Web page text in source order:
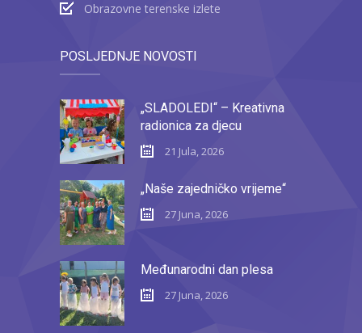
Obrazovne terenske izlete
POSLJEDNJE NOVOSTI
„SLADOLEDI“ – Kreativna
radionica za djecu
21 Jula, 2026
„Naše zajedničko vrijeme“
27 Juna, 2026
Međunarodni dan plesa
27 Juna, 2026